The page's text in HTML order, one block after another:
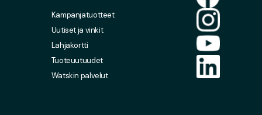
Kampanjatuotteet
Uutiset ja vinkit
Lahjakortti
Tuoteuutuudet
Watskin palvelut